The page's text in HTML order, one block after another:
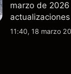
marzo de
exportaciones
11:40, 18 marzo